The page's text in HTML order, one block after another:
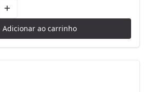
Adicionar ao carrinho